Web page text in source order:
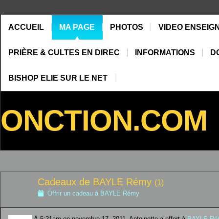
ACCUEIL MA PAGE PHOTOS VIDEO
PRIÈRE & CULTES EN DIREC INFORMATIONS
BISHOP ELIE SUR LE NET
ONCTION.COM
Cadeaux de BAYLE Rémy (1)
Offrir un cadeau à BAYLE Rémy